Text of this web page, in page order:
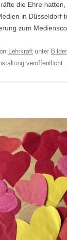
die Ehre
in Düsseldorf
zum
Lehrkraft unter
veröffentlicht.